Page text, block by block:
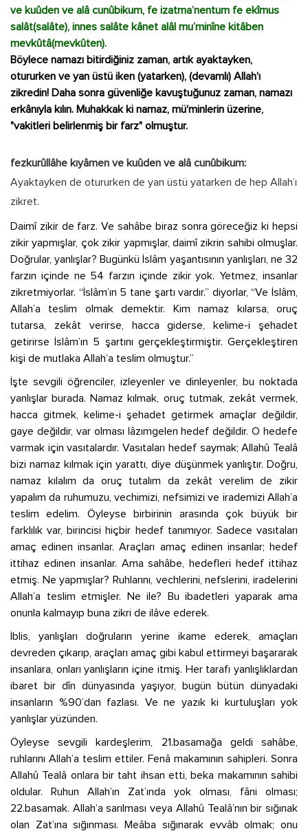
ve kuûden ve alâ cunûbikum, fe izatma’nentum fe ekîmus
salât(salâte), innes salâte kânet alâl mu’minîne kitâben
mevkûtâ(mevkûten).
Böylece namazı bitirdiğiniz zaman, artık ayaktayken,
otururken ve yan üstü iken (yatarken), (devamlı) Allah'ı
zikredin! Daha sonra güvenliğe kavuştuğunuz zaman, namazı
erkânıyla kılın. Muhakkak ki namaz, mü'minlerin üzerine,
"vakitleri belirlenmiş bir farz" olmuştur.
fezkurûllâhe kıyâmen ve kuûden ve alâ cunûbikum:
Ayaktayken de otururken de yan üstü yatarken de hep Allah’ı
zikret.
Daimî zikir de farz. Ve sahâbe biraz sonra göreceğiz ki hepsi
zikir yapmışlar, çok zikir yapmışlar, daimî zikrin sahibi olmuşlar.
Doğrular, yanlışlar? Bugünkü İslâm yaşantısının yanlışları, ne 32
farzın içinde ne 54 farzın içinde zikir yok. Yetmez, insanlar
zikretmiyorlar. “İslâm’ın 5 tane şartı vardır.” diyorlar, “Ve İslâm,
Allah’a teslim olmak demektir. Kim namaz kılarsa, oruç
tutarsa, zekât verirse, hacca giderse, kelime-i şehadet
getirirse İslâm’ın 5 şartını gerçekleştirmiştir. Gerçekleştiren
kişi de mutlaka Allah’a teslim olmuştur.”
İşte sevgili öğrenciler, izleyenler ve dinleyenler, bu noktada
yanlışlar burada. Namaz kılmak, oruç tutmak, zekât vermek,
hacca gitmek, kelime-i şehadet getirmek amaçlar değildir,
gaye değildir, var olması lâzımgelen hedef değildir. O hedefe
varmak için vasıtalardır. Vasıtaları hedef saymak; Allahû Tealâ
bizi namaz kılmak için yarattı, diye düşünmek yanlıştır. Doğru,
namaz kılalım da oruç tutalım da zekât verelim de zikir
yapalım da ruhumuzu, vechimizi, nefsimizi ve irademizi Allah’a
teslim edelim. Öyleyse birbirinin arasında çok büyük bir
farklılık var, birincisi hiçbir hedef tanımıyor. Sadece vasıtaları
amaç edinen insanlar. Araçları amaç edinen insanlar; hedef
ittihaz edinen insanlar. Ama sahâbe, hedefleri hedef ittihaz
etmiş. Ne yapmışlar? Ruhlarını, vechlerini, nefslerini, iradelerini
Allah’a teslim etmişler. Ne ile? Bu ibadetleri yaparak ama
onunla kalmayıp buna zikri de ilâve ederek.
İblis, yanlışları doğruların yerine ikame ederek, amaçları
devreden çıkarıp, araçları amaç gibi kabul ettirmeyi başararak
insanlara, onları yanlışların içine itmiş. Her tarafı yanlışlıklardan
ibaret bir dîn dünyasında yaşıyor, bugün bütün dünyadaki
insanların %90’dan fazlası. Ve ne yazık ki kurtuluşları yok
yanlışlar yüzünden.
Öyleyse sevgili kardeşlerim, 21.basamağa geldi sahâbe,
ruhlarını Allah’a teslim ettiler. Fenâ makamının sahipleri. Sonra
Allahû Tealâ onlara bir taht ihsan etti, beka makamının sahibi
oldular. Ruhun Allah’ın Zat’ında yok olması, fâni olması;
22.basamak. Allah’a sarılması veya Allahû Tealâ’nın bir sığınak
olan Zat’ına sığınması. Meâba sığınarak evvâb olmak; onu